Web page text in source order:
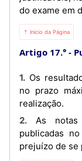
do exame em
⇡ Início da Página
Artigo 17.°
1. Os resultados dos exames devem ser publicados
no prazo
realização.
2. As notas das avaliações finais devem ser
publicadas
prejuízo de se